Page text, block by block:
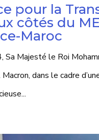
pour la
côtés du
Maroc
Majesté le Roi
Macron, dans le cadre